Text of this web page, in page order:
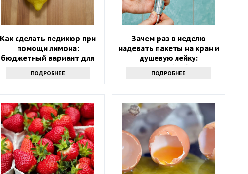
Как сделать педикюр при
помощи лимона:
бюджетный вариант для
ПОДРОБНЕЕ
Зачем раз в неделю
надевать пакеты на кран и
душевую лейку:
интересный лайфхак
ПОДРОБНЕЕ